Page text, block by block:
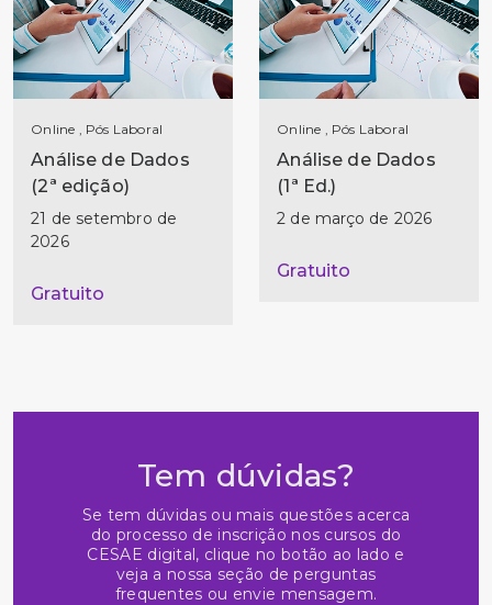
Online , Pós Laboral
Análise de Dados
(2ª edição)
21 de setembro de
2026
Gratuito
Online , Pós Laboral
Análise de Dados
(1ª Ed.)
2 de março de 2026
Gratuito
Tem dúvidas?
Se tem dúvidas ou mais questões acerca
do processo de inscrição nos cursos do
CESAE digital, clique no botão ao lado e
veja a nossa seção de perguntas
frequentes ou envie mensagem.